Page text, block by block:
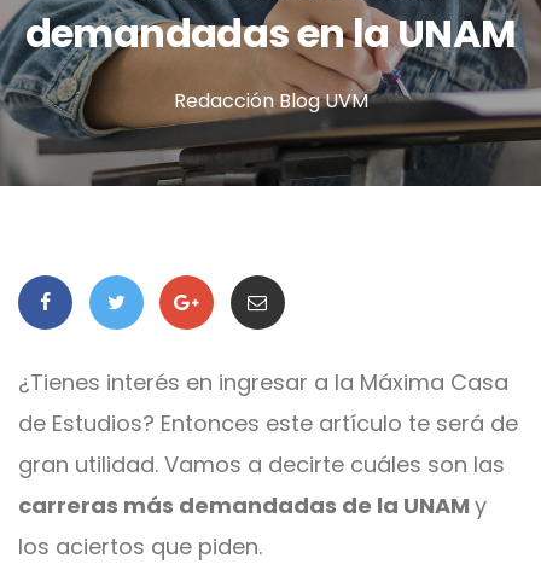
demandadas en la UNAM
Redacción Blog UVM
¿Tienes interés en ingresar a la Máxima Casa
de Estudios? Entonces este artículo te será de
gran utilidad. Vamos a decirte cuáles son las
carreras más demandadas de la UNAM y
los aciertos que piden.